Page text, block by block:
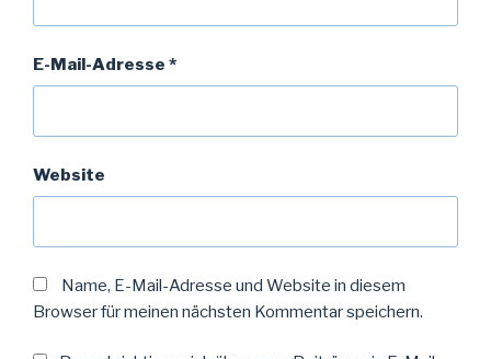
E-Mail-Adresse *
Website
Name, E-Mail-Adresse und Website in diesem
Browser für meinen nächsten Kommentar speichern.